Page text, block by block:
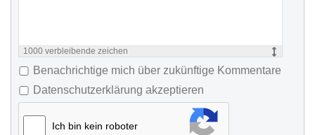
1000 verbleibende zeichen
Benachrichtige mich über zukünftige Kommentare
Datenschutzerklärung akzeptieren
Ich bin kein roboter